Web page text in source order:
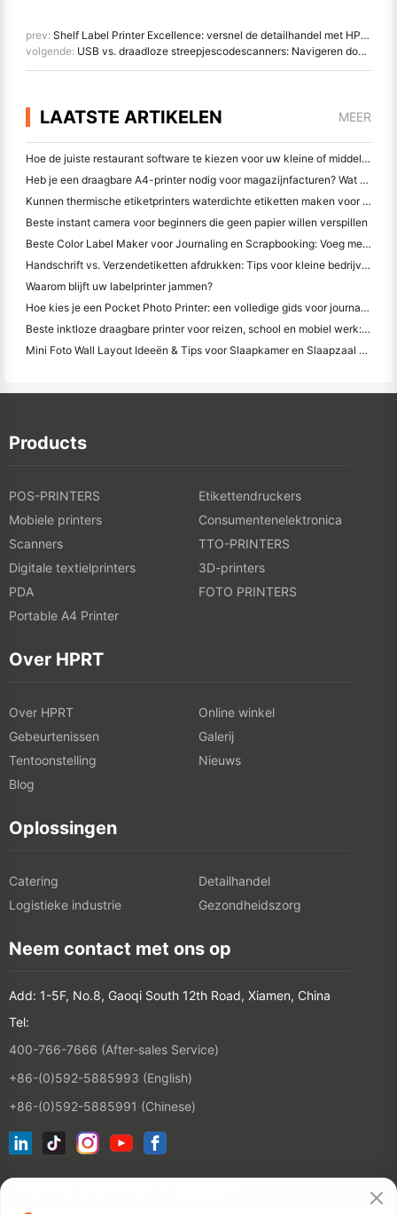
prev: Shelf Label Printer Excellence: versnel de detailhandel met HPRT HM-T3 PRO
volgende: USB vs. draadloze streepjescodescanners: Navigeren door uw keuzes voor efficiëntie
LAATSTE ARTIKELEN MEER
Hoe de juiste restaurant software te kiezen voor uw kleine of middelgrote restaurant
Heb je een draagbare A4-printer nodig voor magazijnfacturen? Wat werkelijk werkt
Kunnen thermische etiketprinters waterdichte etiketten maken voor kleine bedrijfsproducten?
Beste instant camera voor beginners die geen papier willen verspillen
Beste Color Label Maker voor Journaling en Scrapbooking: Voeg meer kleur toe aan elke pagina
Handschrift vs. Verzendetiketten afdrukken: Tips voor kleine bedrijven in 2026
Waarom blijft uw labelprinter jammen?
Hoe kies je een Pocket Photo Printer: een volledige gids voor journaling, reizen en iPhone-gebruikers
Beste inktloze draagbare printer voor reizen, school en mobiel werk: Hanin MT620 Pro Review
Mini Foto Wall Layout Ideeën & Tips voor Slaapkamer en Slaapzaal Decoratie
Products
POS-PRINTERS
Etikettendruckers
Mobiele printers
Consumentenelektronica
Scanners
TTO-PRINTERS
Digitale textielprinters
3D-printers
PDA
FOTO PRINTERS
Portable A4 Printer
Over HPRT
Over HPRT
Online winkel
Gebeurtenissen
Galerij
Tentoonstelling
Nieuws
Blog
Oplossingen
Catering
Detailhandel
Logistieke industrie
Gezondheidszorg
Neem contact met ons op
Add: 1-5F, No.8, Gaoqi South 12th Road, Xiamen, China
Tel:
400-766-7666 (After-sales Service)
+86-(0)592-5885993 (English)
+86-(0)592-5885991 (Chinese)